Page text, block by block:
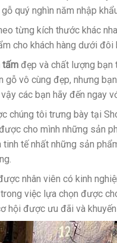
quý nghìn năm nhập
từng kích thước khác
cho khách hàng dưới đôi
tấmđẹp và chất lượng bạn
vô cùng đẹp, nhưng
các bạn hãy đến ngay
chúng tôi trưng bày tại
cho mình những sản
tế nhất những sản
nhân viên có kinh
việc lựa chọn được
được ưu đãi và